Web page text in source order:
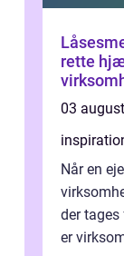
Låsesmed
rette
03
Når en
der tages
er